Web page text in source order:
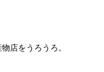
店をうろうろ。